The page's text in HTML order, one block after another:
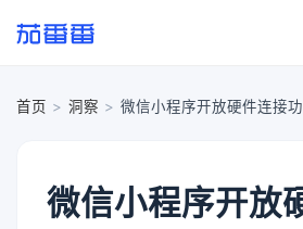
首页 > 洞察 > 微信小程序开放硬件连接
微信小程序开放